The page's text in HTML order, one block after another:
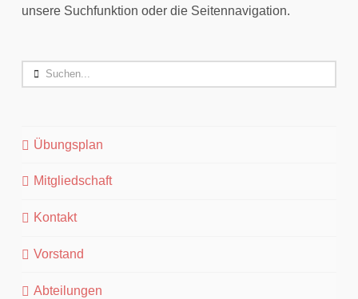
unsere Suchfunktion oder die Seitennavigation.
Search
Übungsplan
Mitgliedschaft
Kontakt
Vorstand
Abteilungen